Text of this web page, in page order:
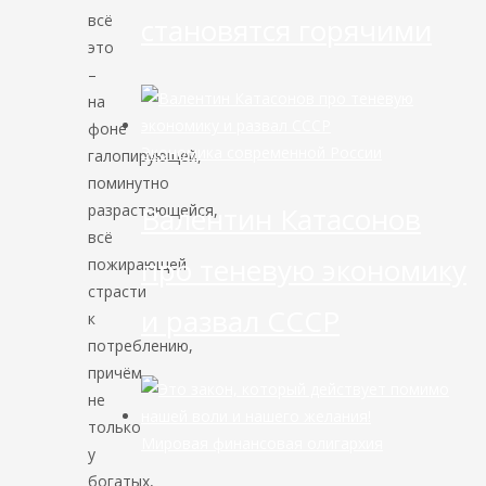
всё
это
–
на
фоне
галопирующей,
поминутно
разрастающейся,
всё
пожирающей
страсти
к
потреблению,
причём
не
только
у
богатых,
Экономика современной России
Валентин Катасонов
про теневую экономику